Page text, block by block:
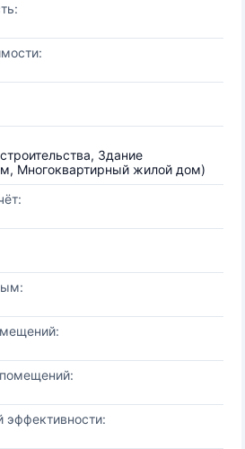
Здание
Многоквартирный жилой дом)
эффективности: